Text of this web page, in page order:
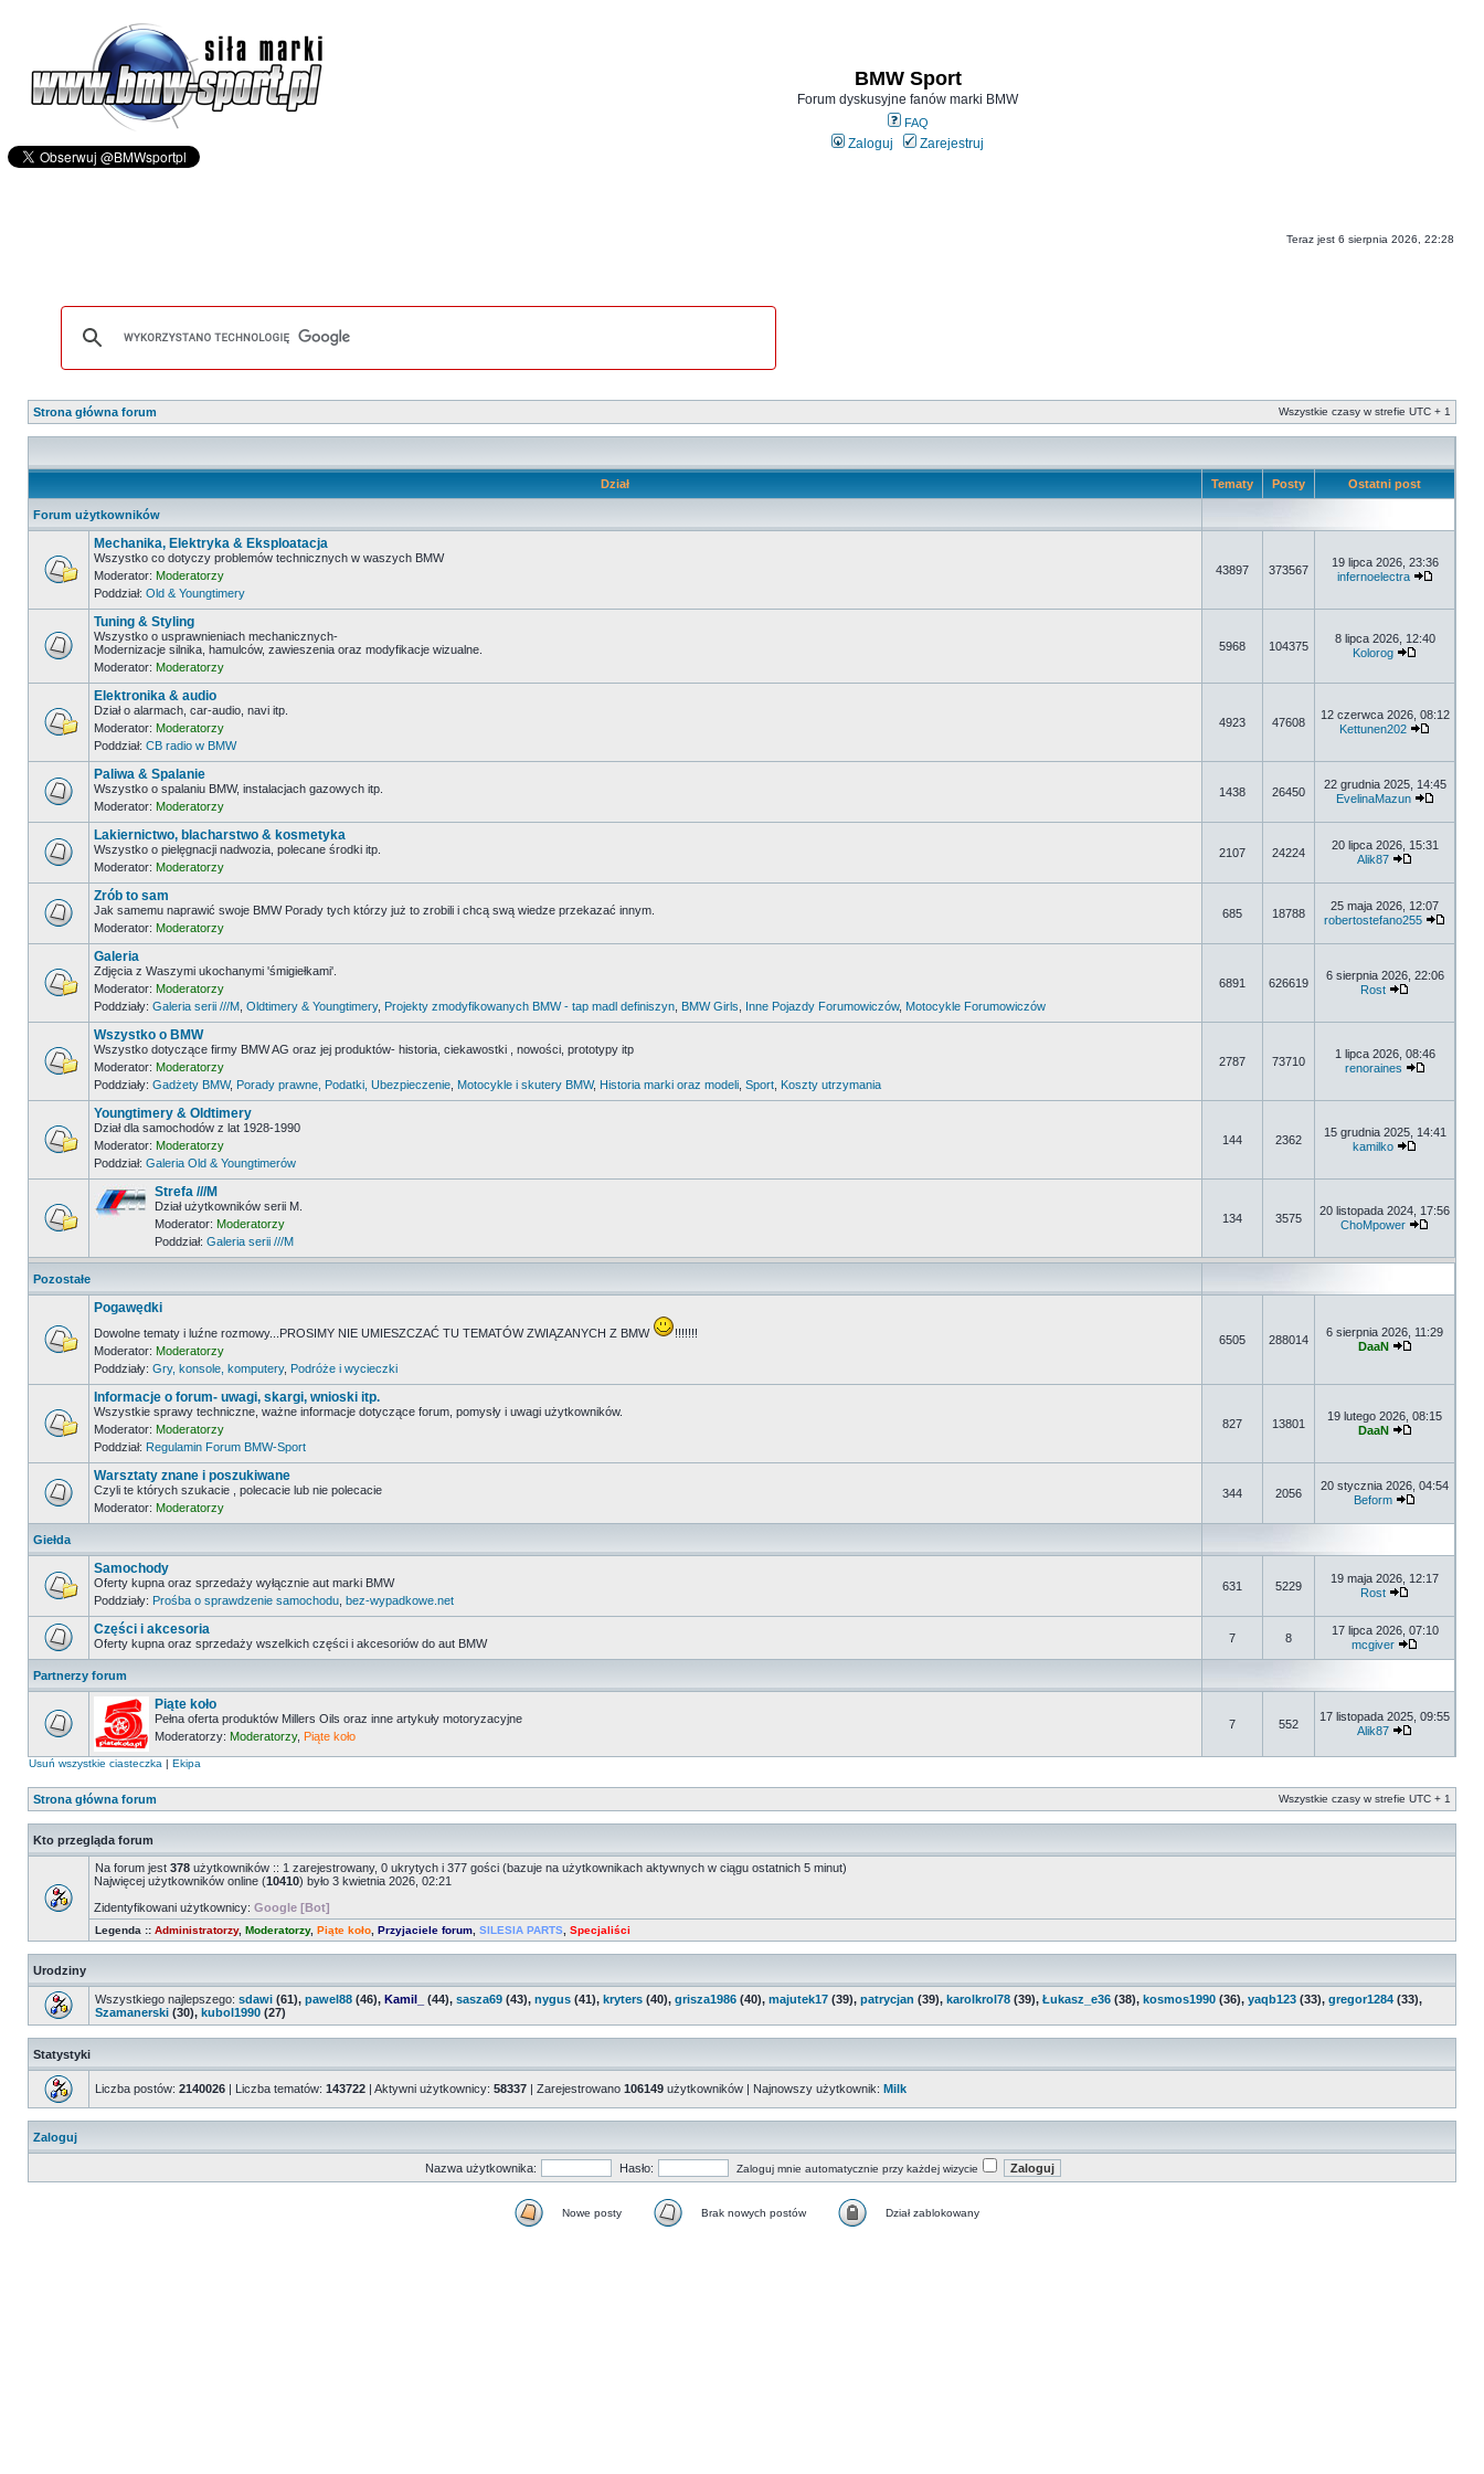
BMW Sport
Forum dyskusyjne fanów marki BMW
FAQ
Zaloguj Zarejestruj
Teraz jest 6 sierpnia 2026, 22:28
Strona główna forum Wszystkie czasy w strefie UTC + 1
Dział Tematy Posty Ostatni post
Forum użytkowników
Mechanika, Elektryka & Eksploatacja
Wszystko co dotyczy problemów technicznych w waszych BMW
Moderator: Moderatorzy
Poddział: Old & Youngtimery
43897 373567
19 lipca 2026, 23:36
infernoelectra
Tuning & Styling
Wszystko o usprawnieniach mechanicznych-
Modernizacje silnika, hamulców, zawieszenia oraz modyfikacje wizualne.
Moderator: Moderatorzy
5968 104375
8 lipca 2026, 12:40
Kolorog
Elektronika & audio
Dział o alarmach, car-audio, navi itp.
Moderator: Moderatorzy
Poddział: CB radio w BMW
4923 47608
12 czerwca 2026, 08:12
Kettunen202
Paliwa & Spalanie
Wszystko o spalaniu BMW, instalacjach gazowych itp.
Moderator: Moderatorzy
1438 26450
22 grudnia 2025, 14:45
EvelinaMazun
Lakiernictwo, blacharstwo & kosmetyka
Wszystko o pielęgnacji nadwozia, polecane środki itp.
Moderator: Moderatorzy
2107 24224
20 lipca 2026, 15:31
Alik87
Zrób to sam
Jak samemu naprawić swoje BMW Porady tych którzy już to zrobili i chcą swą wiedze przekazać innym.
Moderator: Moderatorzy
685 18788
25 maja 2026, 12:07
robertostefano255
Galeria
Zdjęcia z Waszymi ukochanymi 'śmigiełkami'.
Moderator: Moderatorzy
Poddziały: Galeria serii ///M Oldtimery & Youngtimery, Projekty zmodyfikowanych BMW - tap madl definiszyn BMW Girls Inne Pojazdy Forumowiczów, Motocykle Forumowiczów
6891 626619
6 sierpnia 2026, 22:06
Rost
Wszystko o BMW
Wszystko dotyczące firmy BMW AG oraz jej produktów- historia, ciekawostki , nowości, prototypy itp
Moderator: Moderatorzy
Poddziały: Gadżety BMW, Porady prawne, Podatki, Ubezpieczenie Motocykle i skutery BMW, Historia marki oraz modeli Sport Koszty utrzymania
2787 73710
1 lipca 2026, 08:46
renoraines
Youngtimery & Oldtimery
Dział dla samochodów z lat 1928-1990
Moderator: Moderatorzy
Poddział: Galeria Old & Youngtimerów
144 2362
15 grudnia 2025, 14:41
kamilko
Strefa ///M
Dział użytkowników serii M.
Moderator: Moderatorzy
Poddział: Galeria serii ///M
134 3575
20 listopada 2024, 17:56
ChoMpower
Pozostałe
Pogawędki
Dowolne tematy i luźne rozmowy...PROSIMY NIE UMIESZCZAĆ TU TEMATÓW ZWIĄZANYCH Z BMW
!!!!!!!
Moderator: Moderatorzy
Poddziały: Gry, konsole, komputery, Podróże i wycieczki
6505 288014
6 sierpnia 2026, 11:29
DaaN
Informacje o forum- uwagi, skargi, wnioski itp.
Wszystkie sprawy techniczne, ważne informacje dotyczące forum, pomysły i uwagi użytkowników.
Moderator: Moderatorzy
Poddział: Regulamin Forum BMW-Sport
827 13801
19 lutego 2026, 08:15
DaaN
Warsztaty znane i poszukiwane
Czyli te których szukacie , polecacie lub nie polecacie
Moderator: Moderatorzy
344 2056
20 stycznia 2026, 04:54
Beform
Giełda
Samochody
Oferty kupna oraz sprzedaży wyłącznie aut marki BMW
Poddziały: Prośba o sprawdzenie samochodu bez-wypadkowe.net
631 5229
19 maja 2026, 12:17
Rost
Części i akcesoria
Oferty kupna oraz sprzedaży wszelkich części i akcesoriów do aut BMW 7 8
17 lipca 2026, 07:10
mcgiver
Partnerzy forum
Piąte koło
Pełna oferta produktów Millers Oils oraz inne artykuły motoryzacyjne
Moderatorzy: Moderatorzy, Piąte koło
7 552
17 listopada 2025, 09:55
Alik87
Usuń wszystkie ciasteczka | Ekipa
Strona główna forum Wszystkie czasy w strefie UTC + 1
Kto przegląda forum
Na forum jest 378 użytkowników :: 1 zarejestrowany, 0 ukrytych i 377 gości (bazuje na użytkownikach aktywnych w ciągu ostatnich 5 minut)
Najwięcej użytkowników online (10410) było 3 kwietnia 2026, 02:21
Zidentyfikowani użytkownicy: Google [Bot]
Legenda :: Administratorzy, Moderatorzy, Piąte koło Przyjaciele forum SILESIA PARTS Specjaliści
Urodziny
Wszystkiego najlepszego: sdawi (61), pawel88 (46), Kamil_ (44), sasza69 (43), nygus (41), kryters (40), grisza1986 (40), majutek17 (39), patrycjan (39), karolkrol78 (39), Łukasz_e36 (38), kosmos1990 (36), yaqb123 (33), gregor1284 (33),
Szamanerski (30), kubol1990 (27)
Statystyki
Liczba postów: 2140026 | Liczba tematów: 143722 | Aktywni użytkownicy: 58337 | Zarejestrowano 106149 użytkowników | Najnowszy użytkownik: Milk
Zaloguj
Nazwa użytkownika: Hasło: Zaloguj mnie automatycznie przy każdej wizycie
Nowe posty Brak nowych postów Dział zablokowany